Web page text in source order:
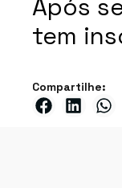
Após
tem
Compartilhe: